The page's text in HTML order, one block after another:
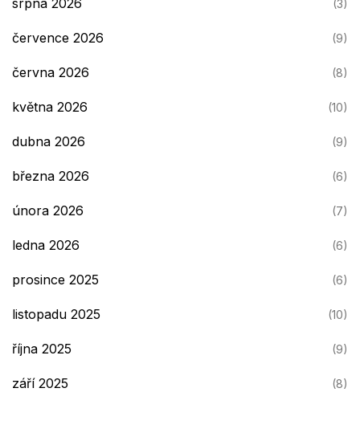
(3)
července 2026 (9)
června 2026 (8)
května 2026 (10)
dubna 2026 (9)
března 2026 (6)
února 2026 (7)
ledna 2026 (6)
prosince 2025 (6)
listopadu 2025 (10)
října 2025 (9)
září 2025 (8)